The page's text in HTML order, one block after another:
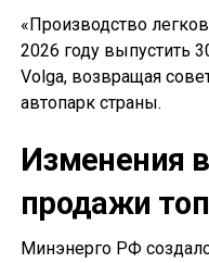
«Производство
2026 году выпустить
Volga, возвращая
автопарк страны.
Изменения
продажи
Минэнерго РФ